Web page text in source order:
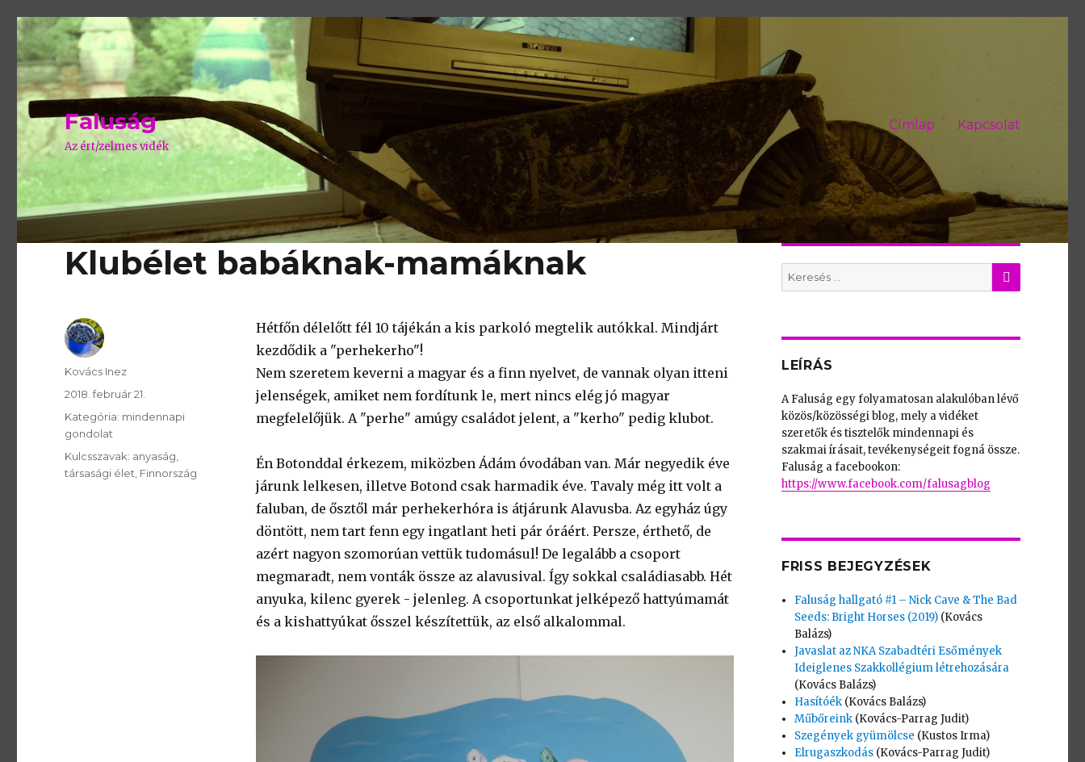
Faluság
Az ért/zelmes vidék
Címlap Kapcsolat
Klubélet babáknak-mamáknak
Hétfőn délelőtt fél 10 tájékán a kis parkoló megtelik autókkal. Mindjárt
kezdődik a "perhekerho"!
Nem szeretem keverni a magyar és a finn nyelvet, de vannak olyan itteni
jelenségek, amiket nem fordítunk le, mert nincs elég jó magyar
megfelelőjük. A "perhe" amúgy családot jelent, a "kerho" pedig klubot.
Én Botonddal érkezem, miközben Ádám óvodában van. Már negyedik éve
járunk lelkesen, illetve Botond csak harmadik éve. Tavaly még itt volt a
faluban, de ősztől már perhekerhóra is átjárunk Alavusba. Az egyház úgy
döntött, nem tart fenn egy ingatlant heti pár óráért. Persze, érthető, de
azért nagyon szomorúan vettük tudomásul! De legalább a csoport
megmaradt, nem vonták össze az alavusival. Így sokkal családiasabb. Hét
anyuka, kilenc gyerek - jelenleg. A csoportunkat jelképező hattyúmamát
és a kishattyúkat ősszel készítettük, az első alkalommal.
SzerzÅ
Kovács Inez
Közzétéve:
2018. február 21.
Kategória: Kategória:
mindennapi
gondolat
Kulcsszavak: Kulcsszavak:
anyaság
társasági élet Finnország
Search
for:
KERES
LEÍRÁS
A Faluság egy folyamatosan alakulóban lévő
közös/közösségi blog, mely a vidéket
szeretők és tisztelők mindennapi és
szakmai írásait, tevékenységeit fogná össze.
Faluság a facebookon:
https://www.facebook.com/falusagblog
FRISS BEJEGYZÉSEK
Faluság hallgató #1 – Nick Cave & The Bad
Seeds: Bright Horses (2019) (Kovács
Balázs)
Javaslat az NKA Szabadtéri Esőmények
Ideiglenes Szakkollégium létrehozására
(Kovács Balázs)
Hasítóék (Kovács Balázs)
Műbőreink (Kovács-Parrag Judit)
Szegények gyümölcse (Kustos Irma)
Elrugaszkodás (Kovács-Parrag Judit)